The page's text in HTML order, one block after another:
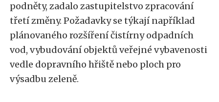
podněty, zadalo zastupitelstvo zpracování
třetí změny. Požadavky se týkají například
plánovaného rozšíření čistírny odpadních
vod, vybudování objektů veřejné vybavenosti
vedle dopravního hřiště nebo ploch pro
výsadbu zeleně.